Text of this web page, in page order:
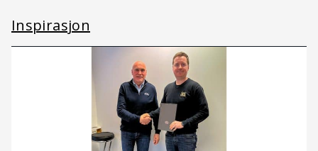
Inspirasjon